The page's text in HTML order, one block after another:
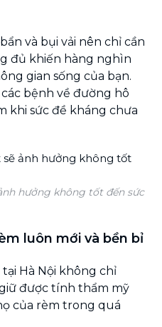
và bụi vải nên chỉ cần
đủ khiến hàng nghìn
gian sống của bạn.
bệnh về đường hô
khi sức đề kháng chưa
hưởng không tốt đến sức
luôn mới và bền bỉ
Hà Nội không chỉ
được tính thẩm mỹ
của rèm trong quá